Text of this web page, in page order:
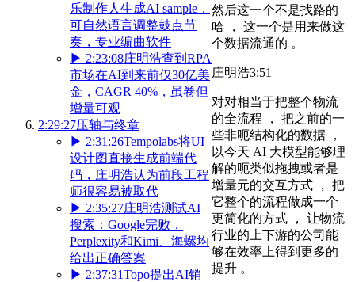
乐制作人生成AI sample，
可自然语言调整鼓点节
奏，专业编曲软件
▶ 2:23:08庄明浩查到RPA
市场在AI到来前仅30亿美
金，CAGR 40%，虽卷但
增量可观
2:29:27压轴与终章
▶ 2:31:26Tempolabs将UI
设计图直接生成前端代
码，庄明浩认为前段工程
师很容易被取代
▶ 2:35:27庄明浩测试AI
搜索：Google完败，
Perplexity和Kimi、海螺均
给出正确答案
▶ 2:37:31Topo提出AI销
然后这一个不是找路的
哈 ， 这一个是用来做这
个数据流通的 。
庄明浩3:51
对对相当于把整个物流
的全流程 ， 把之前的一
些非呃结构化的数据 ，
以今天 AI 大模型能够理
解的呃类似拖拽或者是
增量元的交互方式 ， 把
它整个的流程做成一个
更简化的方式 ， 让物流
行业的上下游的公司能
够在效率上得到更多的
提升 。